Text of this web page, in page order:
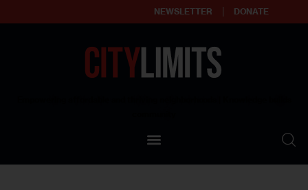
NEWSLETTER DONATE
Our Standards